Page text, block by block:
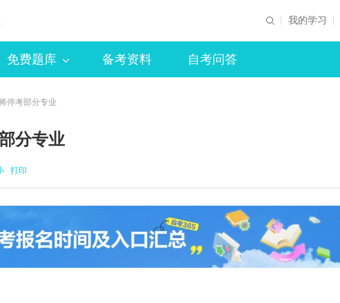
我的学习
免费题库 备考资料 自考问答
停考部分专业
分专业
打印